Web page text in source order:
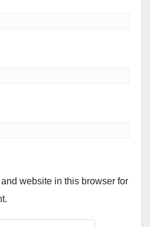
website in this browser for